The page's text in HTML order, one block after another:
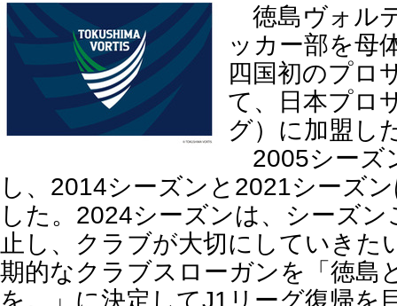
徳島ヴォル
ッカー部を母
四国初のプロ
て、日本プロ
グ）に加盟し
2005シーズ
し、2014シーズンと2021シーズ
した。2024シーズンは、シーズ
止し、クラブが大切にしていきた
期的なクラブスローガンを「徳島
を。」に決定してJ1リーグ復帰を